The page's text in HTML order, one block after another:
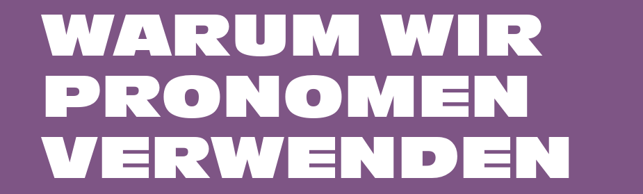
WARUM WIR
PRONOMEN
VERWENDEN